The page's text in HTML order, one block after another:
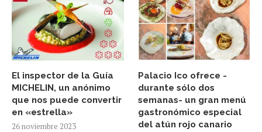
El inspector de la Guía
MICHELIN, un anónimo
que nos puede convertir
en «estrella»
26 noviembre 2023
Palacio Ico ofrece -
durante sólo dos
semanas- un gran menú
gastronómico especial
del atún rojo canario